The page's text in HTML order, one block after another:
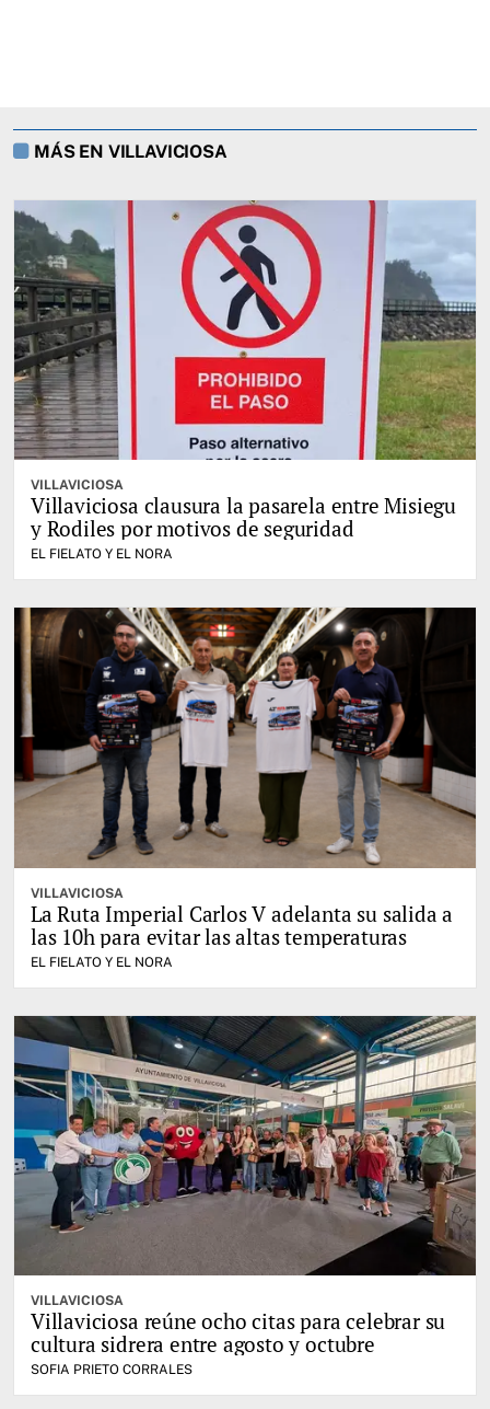
MÁS EN VILLAVICIOSA
VILLAVICIOSA
Villaviciosa clausura la pasarela entre Misiegu
y Rodiles por motivos de seguridad
EL FIELATO Y EL NORA
VILLAVICIOSA
La Ruta Imperial Carlos V adelanta su salida a
las 10h para evitar las altas temperaturas
EL FIELATO Y EL NORA
VILLAVICIOSA
Villaviciosa reúne ocho citas para celebrar su
cultura sidrera entre agosto y octubre
SOFIA PRIETO CORRALES